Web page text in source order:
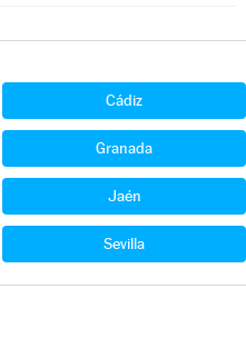
Cádiz
Granada
Jaén
Sevilla